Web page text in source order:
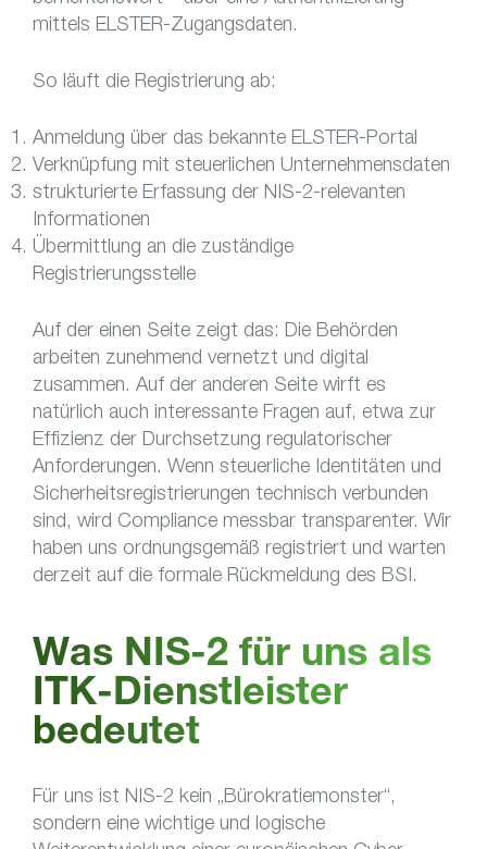
mittels ELSTER-Zugangsdaten.
So läuft die Registrierung ab:
Anmeldung über das bekannte ELSTER-Portal
Verknüpfung mit steuerlichen Unternehmensdaten
strukturierte Erfassung der NIS-2-relevanten
Informationen
Übermittlung an die zuständige
Registrierungsstelle
Auf der einen Seite zeigt das: Die Behörden
arbeiten zunehmend vernetzt und digital
zusammen. Auf der anderen Seite wirft es
natürlich auch interessante Fragen auf, etwa zur
Effizienz der Durchsetzung regulatorischer
Anforderungen. Wenn steuerliche Identitäten und
Sicherheitsregistrierungen technisch verbunden
sind, wird Compliance messbar transparenter. Wir
haben uns ordnungsgemäß registriert und warten
derzeit auf die formale Rückmeldung des BSI.
Was NIS-2 für uns als
ITK-Dienstleister
bedeutet
Für uns ist NIS-2 kein „Bürokratiemonster“,
sondern eine wichtige und logische